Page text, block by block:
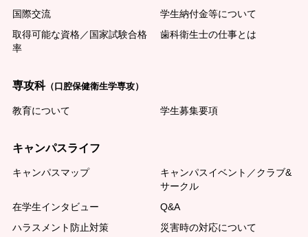
国際交流
学生納付金等について
取得可能な資格／国家試験合格
率
歯科衛生士の仕事とは
専攻科（口腔保健衛生学専攻）
教育について 学生募集要項
キャンパスライフ
キャンパスマップ
キャンパスイベント／クラブ&
サークル
在学生インタビュー
Q&A
ハラスメント防止対策
災害時の対応について